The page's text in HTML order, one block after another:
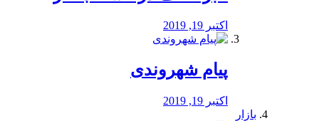
اکتبر 19, 2019
پیام شهروندی
اکتبر 19, 2019
بازار